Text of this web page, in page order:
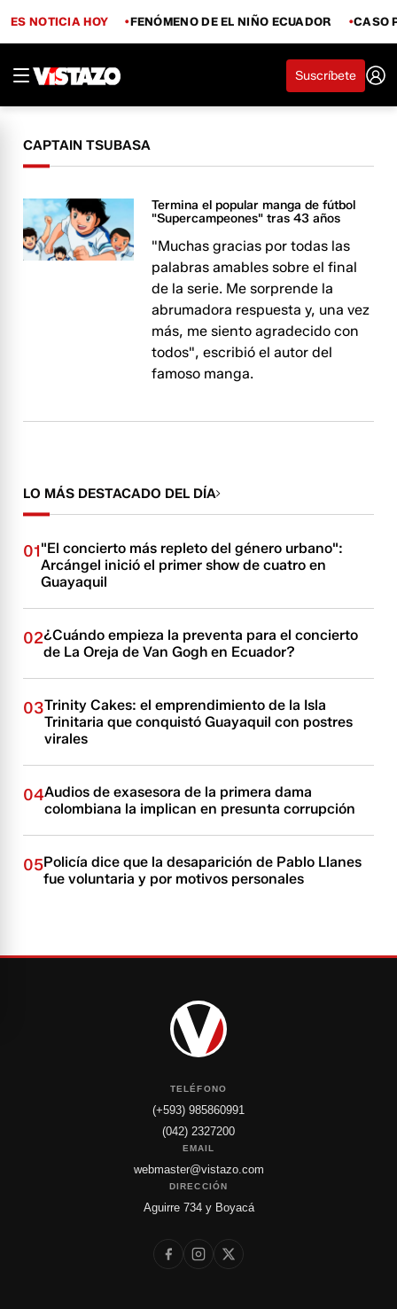
ES NOTICIA HOY FENÓMENO DE EL NIÑO ECUADOR CASO
Suscríbete
CAPTAIN TSUBASA
Termina el popular manga de fútbol
"Supercampeones" tras 43 años
"Muchas gracias por todas las
palabras amables sobre el final
de la serie. Me sorprende la
abrumadora respuesta y, una vez
más, me siento agradecido con
todos", escribió el autor del
famoso manga.
LO MÁS DESTACADO DEL DÍA
01"El concierto más repleto del género urbano":
Arcángel inició el primer show de cuatro en
Guayaquil
02¿Cuándo empieza la preventa para el concierto
de La Oreja de Van Gogh en Ecuador?
03Trinity Cakes: el emprendimiento de la Isla
Trinitaria que conquistó Guayaquil con postres
virales
04Audios de exasesora de la primera dama
colombiana la implican en presunta corrupción
05Policía dice que la desaparición de Pablo Llanes
fue voluntaria y por motivos personales
TELÉFONO
(+593) 985860991
(042) 2327200
EMAIL
webmaster@vistazo.com
DIRECCIÓN
Aguirre 734 y Boyacá